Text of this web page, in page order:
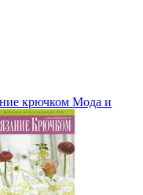
крючком Мода и